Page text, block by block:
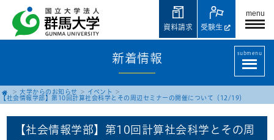
menu
受験生
資料請求
新着情報 submenu
大学からのお知らせ
イベント
【社会情報学部】第10回計算社会科学とその周辺セミナーの開催について（12/19）
【社会情報学部】第10回計算社会科学とその周